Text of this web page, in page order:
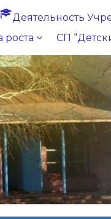
Деятельность
роста СП